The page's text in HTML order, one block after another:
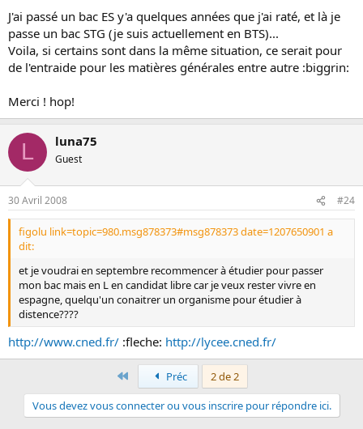
J'ai passé un bac ES y'a quelques années que j'ai raté, et là je
passe un bac STG (je suis actuellement en BTS)...
Voila, si certains sont dans la même situation, ce serait pour
de l'entraide pour les matières générales entre autre :biggrin:
Merci ! hop!
L luna75
Guest
30 Avril 2008 #24
figolu link=topic=980.msg878373#msg878373 date=1207650901 a
dit:
et je voudrai en septembre recommencer à étudier pour passer
mon bac mais en L en candidat libre car je veux rester vivre en
espagne, quelqu'un conaitrer un organisme pour étudier à
distence????
http://www.cned.fr/ :fleche: http://lycee.cned.fr/
PremierPréc
2 de 2
Vous devez vous connecter ou vous inscrire pour répondre ici.